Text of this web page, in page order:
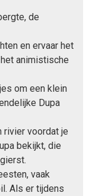
de
en ervaar het
animistische
om een klein
Dupa
rivier voordat je
bekijkt, die
vaak
Als er tijdens